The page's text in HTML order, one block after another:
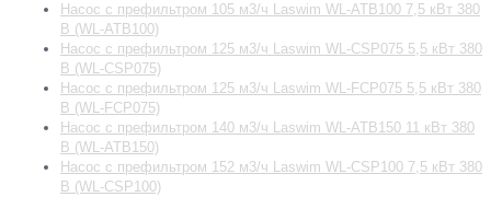
Насос с префильтром 105 м3/ч Laswim WL-ATB100 7,5 кВт 380
В (WL-ATB100)
Насос с префильтром 125 м3/ч Laswim WL-CSP075 5,5 кВт 380
В (WL-CSP075)
Насос с префильтром 125 м3/ч Laswim WL-FCP075 5,5 кВт 380
В (WL-FCP075)
Насос с префильтром 140 м3/ч Laswim WL-ATB150 11 кВт 380
В (WL-ATB150)
Насос с префильтром 152 м3/ч Laswim WL-CSP100 7,5 кВт 380
В (WL-CSP100)